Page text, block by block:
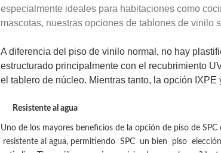
especialmente ideales para habitaciones como
mascotas, nuestras opciones de tablones de vinilo
A diferencia del piso de vinilo normal, no hay
estructurado principalmente con el recubrimiento
el tablero de núcleo. Mientras tanto, la opción
Resistente al agua
Uno de los mayores beneficios de la opción de piso de
resistente al agua, permitiendo SPC un bien piso